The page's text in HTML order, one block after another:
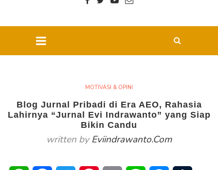
MOTIVASI & OPINI
Blog Jurnal Pribadi di Era AEO, Rahasia
Lahirnya “Jurnal Evi Indrawanto” yang Siap
Bikin Candu
written byEviindrawanto.com